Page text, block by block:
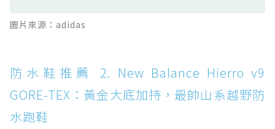
Boot：馬汀首款雨靴登場，經典八孔加上全防
防水鞋推薦 14. SKECHERS BADGER
WATERPROOF：一踩即穿懶人神器！搭載固特
異大底與全防水厚底健走鞋
防水鞋推薦 15. Brooks Cascadia 19 GTX：注
圖片來源：adidas
防水鞋推薦 2. New Balance Hierro v9
GORE-TEX：黃金大底加持，最帥山系越野防
水跑鞋